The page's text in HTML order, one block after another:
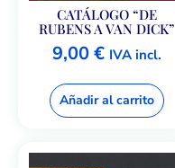
CATÁLOGO “DE
RUBENS A VAN DICK”
9,00€ IVA incl.
Añadir al carrito